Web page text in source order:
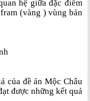
hệ giữa đặc điểm
(vàng ) vùng bản
của đề án Mộc Châu
được những kết quả